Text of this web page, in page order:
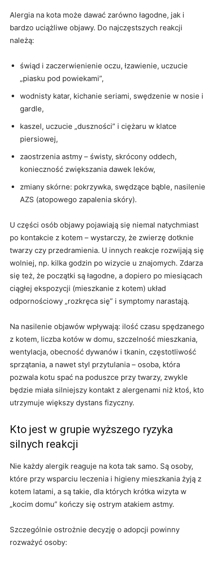
Alergia na kota może dawać zarówno łagodne, jak i
bardzo uciążliwe objawy. Do najczęstszych reakcji
należą:
świąd i zaczerwienienie oczu, łzawienie, uczucie
„piasku pod powiekami”,
wodnisty katar, kichanie seriami, swędzenie w nosie i
gardle,
kaszel, uczucie „duszności” i ciężaru w klatce
piersiowej,
zaostrzenia astmy – świsty, skrócony oddech,
konieczność zwiększania dawek leków,
zmiany skórne: pokrzywka, swędzące bąble, nasilenie
AZS (atopowego zapalenia skóry).
U części osób objawy pojawiają się niemal natychmiast
po kontakcie z kotem – wystarczy, że zwierzę dotknie
twarzy czy przedramienia. U innych reakcje rozwijają się
wolniej, np. kilka godzin po wizycie u znajomych. Zdarza
się też, że początki są łagodne, a dopiero po miesiącach
ciągłej ekspozycji (mieszkanie z kotem) układ
odpornościowy „rozkręca się” i symptomy narastają.
Na nasilenie objawów wpływają: ilość czasu spędzanego
z kotem, liczba kotów w domu, szczelność mieszkania,
wentylacja, obecność dywanów i tkanin, częstotliwość
sprzątania, a nawet styl przytulania – osoba, która
pozwala kotu spać na poduszce przy twarzy, zwykle
będzie miała silniejszy kontakt z alergenami niż ktoś, kto
utrzymuje większy dystans fizyczny.
Kto jest w grupie wyższego ryzyka
silnych reakcji
Nie każdy alergik reaguje na kota tak samo. Są osoby,
które przy wsparciu leczenia i higieny mieszkania żyją z
kotem latami, a są takie, dla których krótka wizyta w
„kocim domu” kończy się ostrym atakiem astmy.
Szczególnie ostrożnie decyzję o adopcji powinny
rozważyć osoby: